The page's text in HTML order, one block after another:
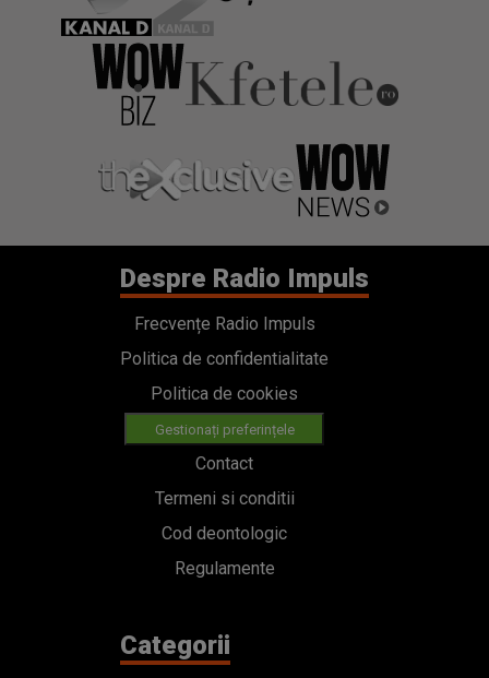
Despre Radio Impuls
Frecvențe Radio Impuls
Politica de confidentialitate
Politica de cookies
Gestionați preferințele
Contact
Termeni si conditii
Cod deontologic
Regulamente
Categorii